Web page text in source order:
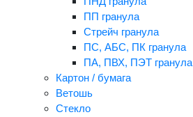
ПП гранула
Стрейч гранула
ПС, АБС, ПК гранула
ПА, ПВХ, ПЭТ гранула
Картон / бумага
Ветошь
Стекло